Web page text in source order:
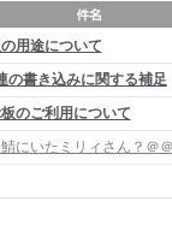
用途について
の書き込みに関する補足
のご利用について
鯖にいたミリィさん？＠